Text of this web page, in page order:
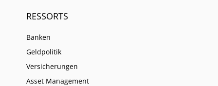
RESSORTS
Banken
Geldpolitik
Versicherungen
Asset Management